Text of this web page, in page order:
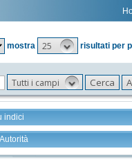
mostra
25 risultati per
Tutti i campi
indici
+